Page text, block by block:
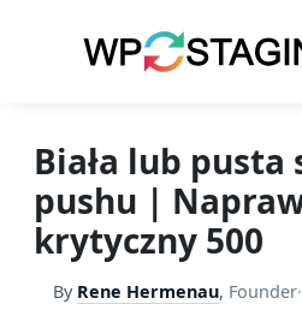
Biała lub pusta
pushu |
krytyczny 500
By Rene Hermenau, Founder·